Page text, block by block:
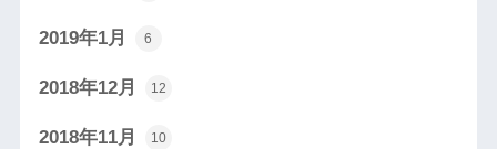
2019年1月 6
2018年12月 12
2018年11月 10